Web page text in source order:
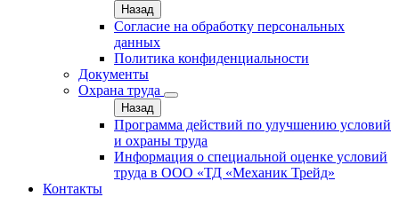
Назад
Согласие на обработку персональных
данных
Политика конфиденциальности
Документы
Охрана труда
Назад
Программа действий по улучшению условий
и охраны труда
Информация о специальной оценке условий
труда в ООО «ТД «Механик Трейд»
Контакты